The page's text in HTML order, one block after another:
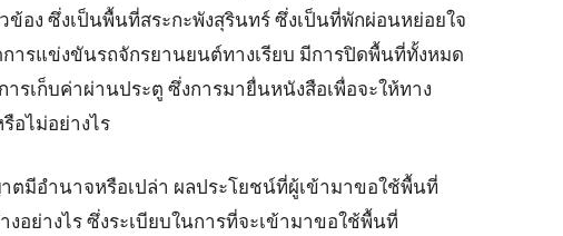
อง ซึ่งเป็นพื้นที่สระกะพังสุรินทร์ ซึ่งเป็นที่พักผ่อนหย่อยใจ
รแข่งขันรถจักรยานยนต์ทางเรียบ มีการปิดพื้นที่ทั้งหมด
รเก็บค่าผ่านประตู ซึ่งการมายื่นหนังสือเพื่อจะให้ทาง
อไม่อย่างไร
มีอำนาจหรือเปล่า ผลประโยชน์ที่ผู้เข้ามาขอใช้พื้นที่
อย่างไร ซึ่งระเบียบในการที่จะเข้ามาขอใช้พื้นที่